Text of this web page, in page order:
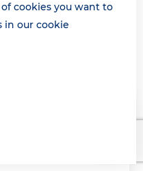
31
cookies you want to
in our cookie